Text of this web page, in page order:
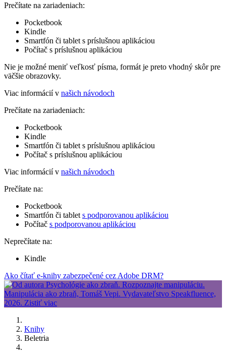
Prečítate na zariadeniach:
Pocketbook
Kindle
Smartfón či tablet s príslušnou aplikáciou
Počítač s príslušnou aplikáciou
Nie je možné meniť veľkosť písma, formát je preto vhodný skôr pre
väčšie obrazovky.
Viac informácií v našich návodoch
Prečítate na zariadeniach:
Pocketbook
Kindle
Smartfón či tablet s príslušnou aplikáciou
Počítač s príslušnou aplikáciou
Viac informácií v našich návodoch
Prečítate na:
Pocketbook
Smartfón či tablet s podporovanou aplikáciou
Počítač s podporovanou aplikáciou
Neprečítate na:
Kindle
Ako čítať e-knihy zabezpečené cez Adobe DRM?
Knihy
Beletria